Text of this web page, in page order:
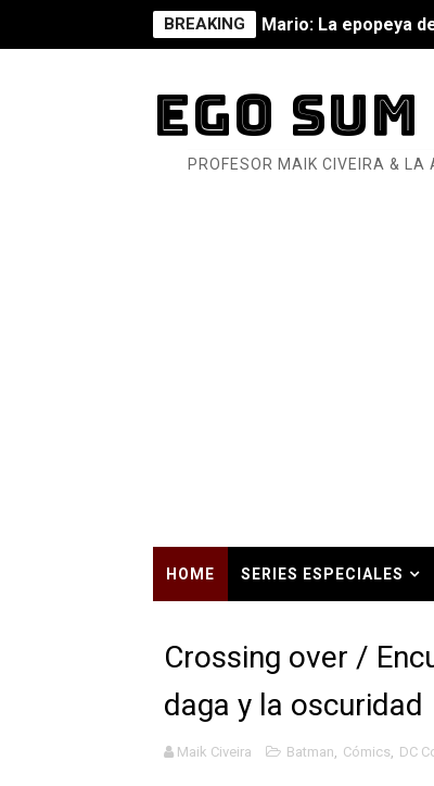
BREAKING Mario: La epopeya
Pequeña Filmoteca
Que no nos aplaste
Gótico Mexicano
25 grandes
Devoraos los unos a
Charlie Kirk y la
EGO
PROFESOR MAIK CIVEIRA &
HOME SERIES ESPECIALES
Crossing over /
daga y la oscuridad
Maik Civeira Batman, Cómics, DC